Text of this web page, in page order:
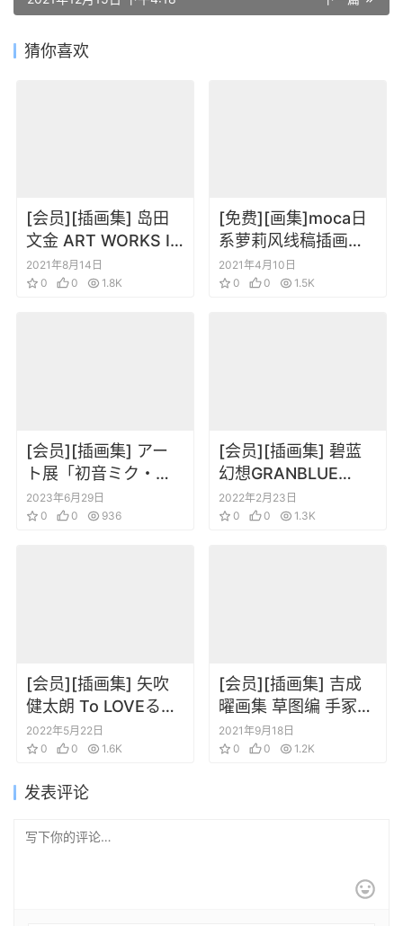
猜你喜欢
[会员][插画集] 岛田
文金 ART WORKS II
强袭魔女原画集
2021年8月14日
0
0 1.8K
[免费][画集]moca日
系萝莉风线稿插画
RKGK美少女角色线稿
涂鸦本
2021年4月10日
0
0 1.5K
[会员][插画集] アー
ト展「初音ミク・ク
ロニクル」 公式ビジ
ュアルブック
2023年6月29日
0
0 936
[会员][插画集] 碧蓝
幻想GRANBLUE
FANTASY GRAPHIC
ARCHIVE VI Extra设
2022年2月23日
0
0 1.3K
[会员][插画集] 矢吹
健太朗 To LOVEる―
とらぶる― ダークネ
ス画集 Harem Gold
2022年5月22日
0
0 1.6K
[会员][插画集] 吉成
曜画集 草图编 手冢治
虫角色集
2021年9月18日
0
0 1.2K
发表评论